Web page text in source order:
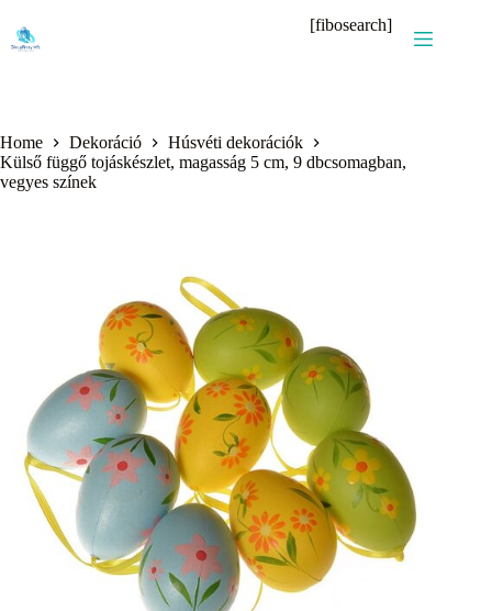
content
[fibosearch]
Home Dekoráció
Húsvéti dekorációk
Külső függő tojáskészlet, magasság 5 cm, 9 dbcsomagban,
vegyes színek